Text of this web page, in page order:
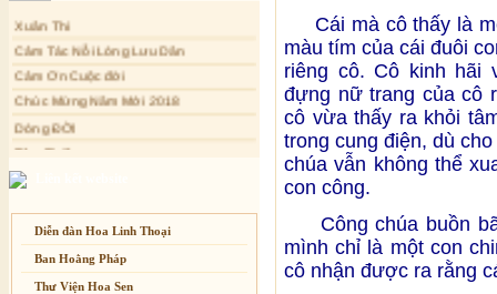
Cải đạo: Nguyên nhân & giải pháp
Nỗi lòng của các bệnh nhân nghèo
An Giang: Tịnh thất Quy Nguyên
phát quà từ thiện tại xã Cư Yang
Tịnh xá Ngọc Đăng khai giảng Thiền
dành cho Người bận rộn
Cảm Tác Nỗi Lòng Lưu Dân
Cảm Ơn Cuộc đời
Chúc Mừng Năm Mới 2018
Dòng ĐỜI
Tâm Thiền
Chuông Ngân
Kính mừng Phật Đản
Anh không chết đâu em
Kiếp này
Diễn đàn Hoa Linh Thoại
Ban Hoằng Pháp
Thư Viện Hoa Sen
Cái mà cô thấy là
màu tím của cái đuôi
riêng cô. Cô kinh hãi
đựng nữ trang của cô
cô vừa thấy ra khỏi
trong cung điện, dù
chúa vẫn không thể
con công.
Công chúa buồn bã
mình chỉ là một con
cô nhận được ra rằng